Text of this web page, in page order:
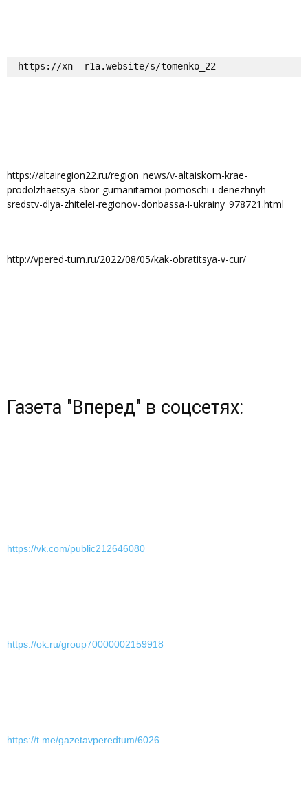
https://xn--r1a.website/s/tomenko_22
https://altairegion22.ru/region_news/v-altaiskom-krae-
prodolzhaetsya-sbor-gumanitarnoi-pomoschi-i-denezhnyh-
sredstv-dlya-zhitelei-regionov-donbassa-i-ukrainy_978721.html
http://vpered-tum.ru/2022/08/05/kak-obratitsya-v-cur/
Газета "Вперед" в соцсетях:
https://vk.com/public212646080
https://ok.ru/group70000002159918
https://t.me/gazetavperedtum/6026